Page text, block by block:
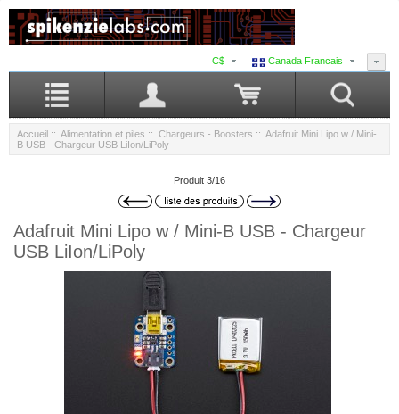
Canada Francais
C$
Accueil :: Alimentation et piles :: Chargeurs - Boosters :: Adafruit Mini Lipo w / Mini-
B USB - Chargeur USB LiIon/LiPoly
Produit 3/16
Adafruit Mini Lipo w / Mini-B USB - Chargeur
USB LiIon/LiPoly